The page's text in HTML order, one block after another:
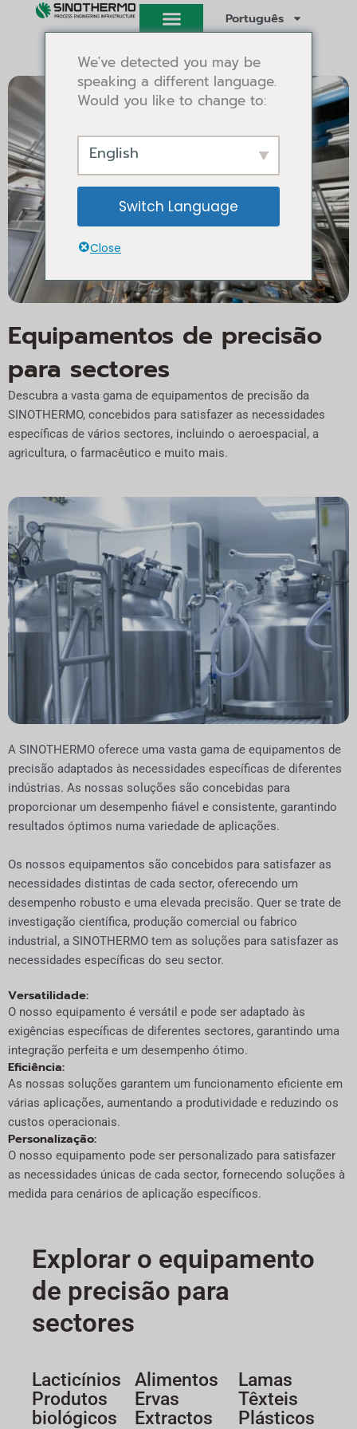
Português
Equipamentos de precisão
para sectores
Descubra a vasta gama de equipamentos de precisão da
SINOTHERMO, concebidos para satisfazer as necessidades
específicas de vários sectores, incluindo o aeroespacial, a
agricultura, o farmacêutico e muito mais.
A SINOTHERMO oferece uma vasta gama de equipamentos de
precisão adaptados às necessidades específicas de diferentes
indústrias. As nossas soluções são concebidas para
proporcionar um desempenho fiável e consistente, garantindo
resultados óptimos numa variedade de aplicações.
Os nossos equipamentos são concebidos para satisfazer as
necessidades distintas de cada sector, oferecendo um
desempenho robusto e uma elevada precisão. Quer se trate de
investigação científica, produção comercial ou fabrico
industrial, a SINOTHERMO tem as soluções para satisfazer as
necessidades específicas do seu sector.
Versatilidade:
O nosso equipamento é versátil e pode ser adaptado às
exigências específicas de diferentes sectores, garantindo uma
integração perfeita e um desempenho ótimo.
Eficiência:
As nossas soluções garantem um funcionamento eficiente em
várias aplicações, aumentando a produtividade e reduzindo os
custos operacionais.
Personalização:
O nosso equipamento pode ser personalizado para satisfazer
as necessidades únicas de cada sector, fornecendo soluções à
medida para cenários de aplicação específicos.
Explorar o equipamento
de precisão para
sectores
Lacticínios
Produtos
biológicos
Alimentos
Ervas
Extractos
Lamas
Têxteis
Plásticos
We've detected you may be
speaking a different language.
Would you like to change to:
English
Switch Language
Close